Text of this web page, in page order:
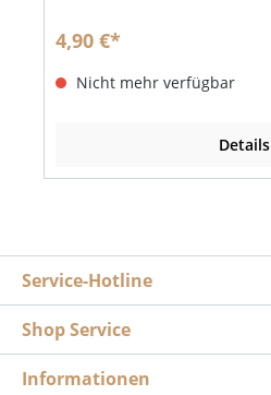
Salate
4,90 €*
Nicht mehr verfügbar
Details
Service-Hotline
Shop Service
Informationen